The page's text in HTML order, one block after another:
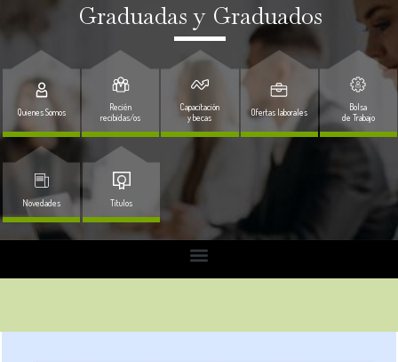
Graduadas y Graduados
Quienes Somos
Recién
recibidas/os
Capacitación
y becas
Ofertas laborales
Bolsa
de Trabajo
Novedades Titulos